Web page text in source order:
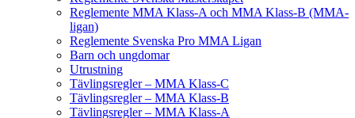
Reglemente MMA Klass-A och MMA Klass-B (MMA-
ligan)
Reglemente Svenska Pro MMA Ligan
Barn och ungdomar
Utrustning
Tävlingsregler – MMA Klass-C
Tävlingsregler – MMA Klass-B
Tävlingsregler – MMA Klass-A